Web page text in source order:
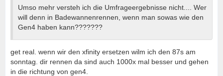
Umso mehr versteh ich die Umfrageergebnisse nicht.... Wer
will denn in Badewannenrennen, wenn man sowas wie den
Gen4 haben kann???????
get real. wenn wir den xfinity ersetzen wilm ich den 87s am
sonntag. dir rennen da sind auch 1000x mal besser und gehen
in die richtung von gen4.